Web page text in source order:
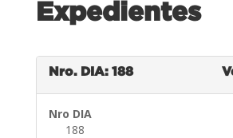
Expedientes
Nro. DIA: 188
Nro DIA
188